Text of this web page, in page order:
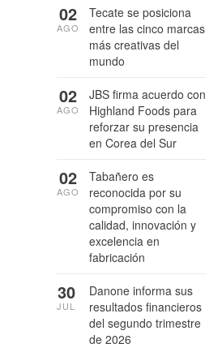
Tecate se posiciona
entre las cinco marcas
más creativas del
mundo
02
AGO
JBS firma acuerdo con
Highland Foods para
reforzar su presencia
en Corea del Sur
02
AGO
Tabañero es
reconocida por su
compromiso con la
calidad, innovación y
excelencia en
fabricación
02
AGO
Danone informa sus
resultados financieros
del segundo trimestre
de 2026
30
JUL